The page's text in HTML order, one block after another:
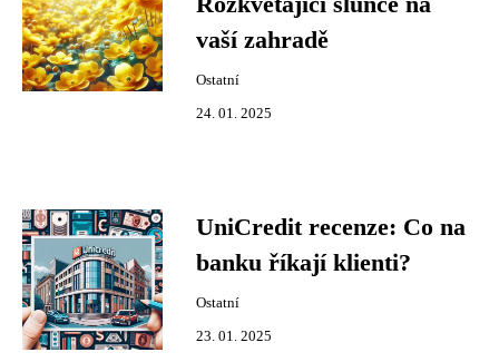
vaší zahradě
Ostatní
24. 01. 2025
UniCredit recenze: Co na
banku říkají klienti?
Ostatní
23. 01. 2025